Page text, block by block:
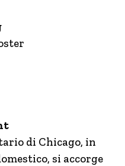
di Chicago, in
si accorge